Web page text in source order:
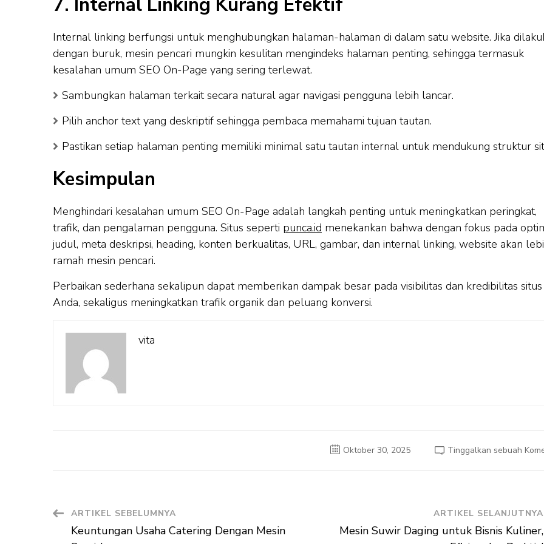
Internal linking berfungsi untuk menghubungkan halaman-halaman di dalam satu website. Jika
dengan buruk, mesin pencari mungkin kesulitan mengindeks halaman penting, sehingga termasuk
kesalahan umum SEO On-Page yang sering terlewat.
Sambungkan halaman terkait secara natural agar navigasi pengguna lebih lancar.
Pilih anchor text yang deskriptif sehingga pembaca memahami tujuan tautan.
Pastikan setiap halaman penting memiliki minimal satu tautan internal untuk mendukung struktur
Kesimpulan
Menghindari kesalahan umum SEO On-Page adalah langkah penting untuk meningkatkan peringkat,
trafik, dan pengalaman pengguna. Situs seperti punca.id menekankan bahwa dengan fokus pada
judul, meta deskripsi, heading, konten berkualitas, URL, gambar, dan internal linking, website akan
ramah mesin pencari.
Perbaikan sederhana sekalipun dapat memberikan dampak besar pada visibilitas dan kredibilitas situs
Anda, sekaligus meningkatkan trafik organik dan peluang konversi.
vita
Oktober 30, 2025 Tinggalkan sebuah
Navigasi
ARTIKEL SEBELUMNYA
Keuntungan Usaha Catering Dengan Mesin
ARTIKEL SELANJUTNYA
Mesin Suwir Daging untuk Bisnis Kuliner,